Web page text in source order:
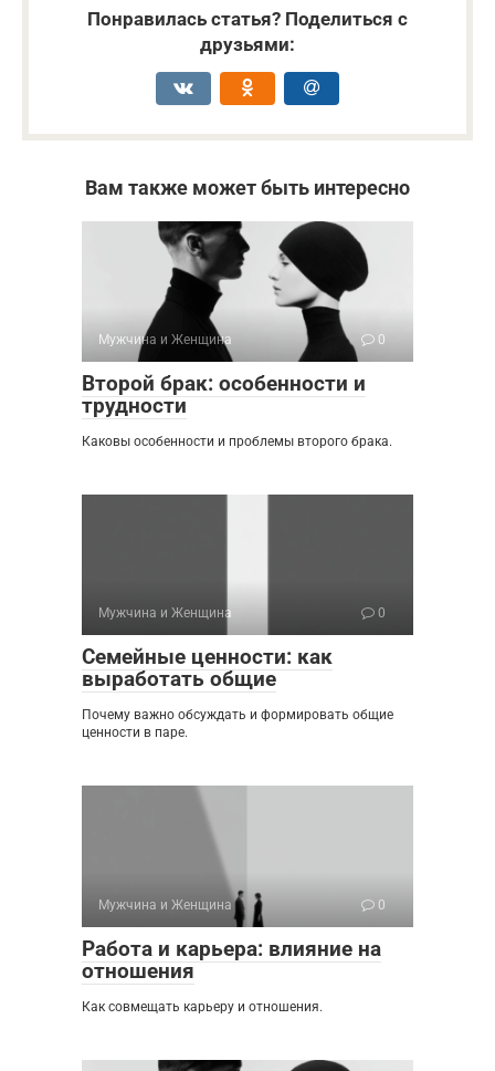
Понравилась статья? Поделиться с
друзьями:
Вам также может быть интересно
Мужчина и Женщина 0
Второй брак: особенности и
трудности
Каковы особенности и проблемы второго брака.
Мужчина и Женщина 0
Семейные ценности: как
выработать общие
Почему важно обсуждать и формировать общие
ценности в паре.
Мужчина и Женщина 0
Работа и карьера: влияние на
отношения
Как совмещать карьеру и отношения.